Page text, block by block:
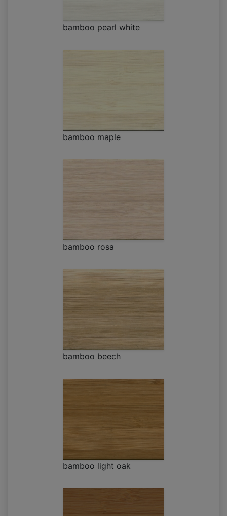
bamboo pearl white
bamboo maple
bamboo rosa
bamboo beech
bamboo light oak